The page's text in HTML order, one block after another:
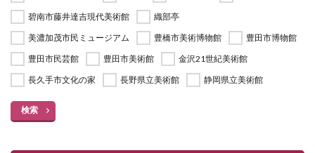
碧南市藤井達吉現代美術館
織部亭
美濃加茂市民ミュージアム
豊橋市美術博物館
豊田市博物館
豊田市民芸館
豊田市美術館
金沢21世紀美術館
長久手市文化の家
長野県立美術館 静岡県立美術館
検索